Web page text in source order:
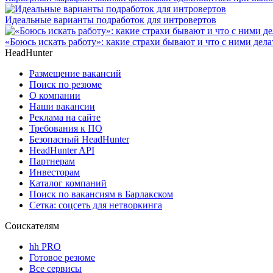
Идеальные варианты подработок для интровертов
«Боюсь искать работу»: какие страхи бывают и что с ними
HeadHunter
Размещение вакансий
Поиск по резюме
О компании
Наши вакансии
Реклама на сайте
Требования к ПО
Безопасный HeadHunter
HeadHunter API
Партнерам
Инвесторам
Каталог компаний
Поиск по вакансиям в Барлакском
Сетка: соцсеть для нетворкинга
Соискателям
hh PRO
Готовое резюме
Все сервисы